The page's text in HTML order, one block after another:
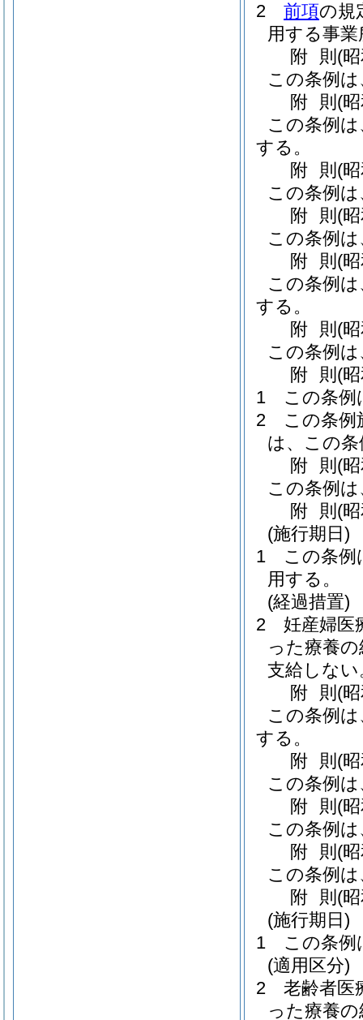
2
前項の規
用する事
附 則 (
この条例
附 則 (
この条例
する。
附 則 (
この条例
附 則 (
この条例
附 則 (
この条例
する。
附 則 (
この条例
附 則 (
1
この条例
2
この条例
は、この
附 則 (
この条例
附 則 (
(施行期日)
1
この条例
用する。
(経過措置)
2
妊産婦医
った療養
支給しない
附 則 (
この条例
する。
附 則 (
この条例
附 則 (
この条例
附 則 (
この条例
附 則 (
(施行期日)
1
この条例
(適用区分)
2
老齢者医
った療養